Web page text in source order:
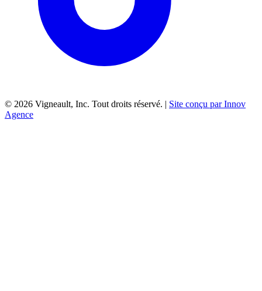
© 2026 Vigneault, Inc. Tout droits réservé. | Site conçu par Innov
Agence